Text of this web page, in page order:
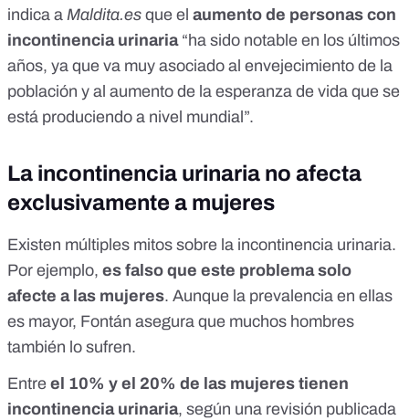
indica a Maldita.es que el aumento de personas con
incontinencia urinaria“ha sido notable en los últimos
años, ya que va muy asociado al envejecimiento de la
población y al aumento de la esperanza de vida que se
está produciendo a nivel mundial”.
La incontinencia urinaria no afecta
exclusivamente a mujeres
Existen múltiples mitos sobre la incontinencia urinaria.
Por ejemplo, es falso que este problema solo
afecte a las mujeres. Aunque la prevalencia en ellas
es mayor, Fontán asegura que muchos hombres
también lo sufren.
Entre el 10% y el 20% de las mujeres tienen
incontinencia urinaria, según una revisión publicada